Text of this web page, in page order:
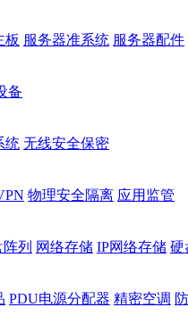
板 服务器准系统 服务器配件
备
统 无线安全保密
物理安全隔离 应用监管
列 网络存储 IP网络存储 硬
PDU电源分配器 精密空调